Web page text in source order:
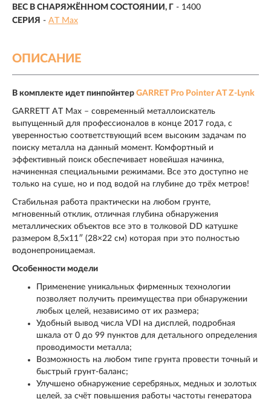
ВЕС В СНАРЯЖЁННОМ СОСТОЯНИИ, Г - 1400
СЕРИЯ - AT Max
ОПИСАНИЕ
В комплекте идет пинпойнтер GARRET Pro Pointer AT Z-Lynk
GARRETT AT Max – современный металлоискатель
выпущенный для профессионалов в конце 2017 года, с
уверенностью соответствующий всем высоким задачам по
поиску металла на данный момент. Комфортный и
эффективный поиск обеспечивает новейшая начинка,
начиненная специальными режимами. Все это доступно не
только на суше, но и под водой на глубине до трёх метров!
Стабильная работа практически на любом грунте,
мгновенный отклик, отличная глубина обнаружения
металлических объектов все это в толковой DD катушке
размером 8,5х11″ (28×22 см) которая при это полностью
водонепроницаемая.
Особенности модели
Применение уникальных фирменных технологии
позволяет получить преимущества при обнаружении
любых целей, независимо от их размера;
Удобный вывод числа VDI на дисплей, подробная
шкала от 0 до 99 пунктов для детального определения
проводимости металла;
Возможность на любом типе грунта провести точный и
быстрый грунт-баланс;
Улучшено обнаружение серебряных, медных и золотых
целей, за счёт повышения работы частоты генератора